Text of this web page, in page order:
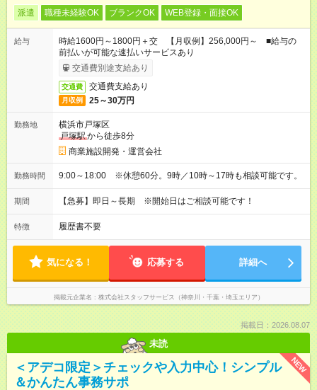
派遣 職種未経験OK ブランクOK WEB登録・面接OK
給与
時給1600円～1800円＋交 【月収例】256,000円～ ■給与の
前払いが可能な速払いサービスあり
交通費別途支給あり
交通費 交通費支給あり
月収例 25～30万円
勤務地
横浜市戸塚区
戸塚駅から徒歩8分
商業施設開発・運営会社
勤務時間 9:00～18:00 ※休憩60分。9時／10時～17時も相談可能です。
期間 【急募】即日～長期 ※開始日はご相談可能です！
特徴 履歴書不要
気になる！ 応募する 詳細へ
掲載元企業名 株式会社スタッフサービス（神奈川・千葉・埼玉エリア）
掲載日：2026.08.07
未読
NEW
＜アデコ限定＞チェックや入力中心！シンプル
＆かんたん事務サポ